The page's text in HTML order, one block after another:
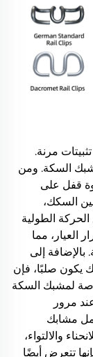
مرنة.
السكة. ومن
قفل على
السكك،
الطولية
العيار، مما
بالإضافة إلى
يكون صلبًا، فإن
لمشبك السكة
مرور
مشابك
والالتواء،
تتعرض أيضًا